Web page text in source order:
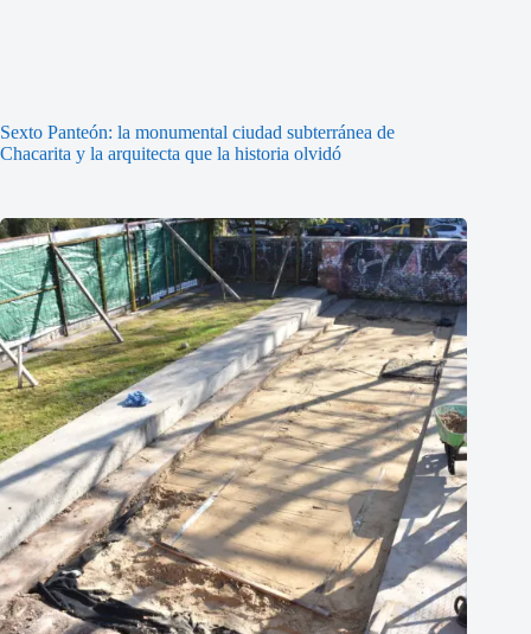
Sexto Panteón: la monumental ciudad subterránea de
Chacarita y la arquitecta que la historia olvidó